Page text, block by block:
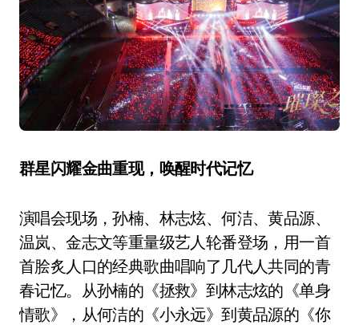
群星闪耀金曲重现，唤醒时代记忆
演唱会现场，孙楠、林志炫、何洁、黄品源、
温岚、金志文等重量级艺人轮番登场，用一首
首脍炙人口的经典歌曲唱响了几代人共同的青
春记忆。从孙楠的《拯救》到林志炫的《单身
情歌》，从何洁的《小永远》到黄品源的《你